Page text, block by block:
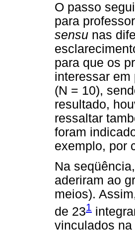
O passo
para
sensu nas
para que os
interessar em
(N = 10),
resultado,
ressaltar
foram
exemplo, por
Na
aderiram ao
meios).
de 231
vinculados